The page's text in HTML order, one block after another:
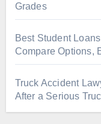
Grades
Best Student
Compare Options,
Truck Accident
After a Serious